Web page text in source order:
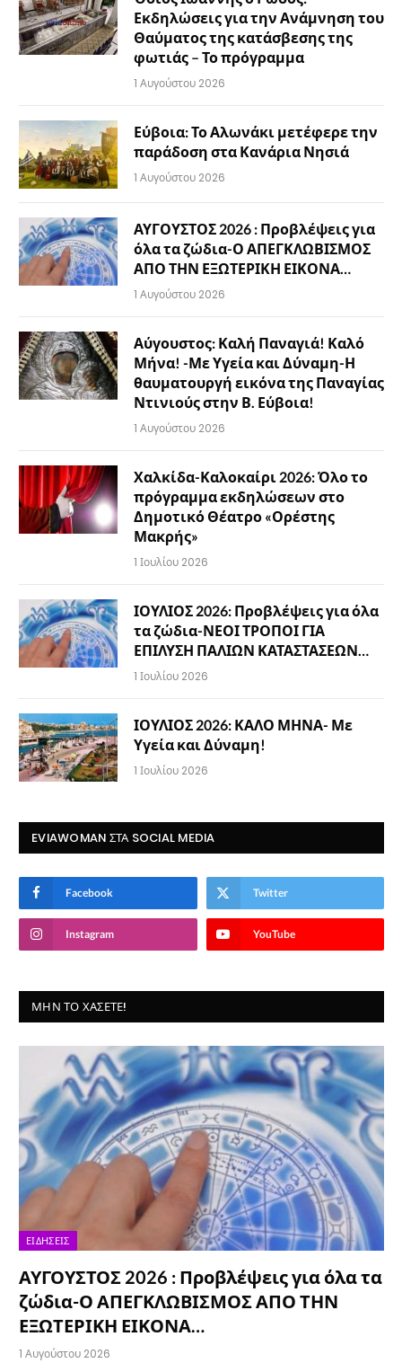
Εκδηλώσεις για την Ανάμνηση του
Θαύματος της κατάσβεσης της
φωτιάς – Το πρόγραμμα
1 Αυγούστου 2026
Εύβοια: Το Αλωνάκι μετέφερε την
παράδοση στα Κανάρια Νησιά
1 Αυγούστου 2026
ΑΥΓΟΥΣΤΟΣ 2026 : Προβλέψεις για
όλα τα ζώδια-Ο ΑΠΕΓΚΛΩΒΙΣΜΟΣ
ΑΠΟ ΤΗΝ ΕΞΩΤΕΡΙΚΗ ΕΙΚΟΝΑ…
1 Αυγούστου 2026
Αύγουστος: Καλή Παναγιά! Καλό
Μήνα! -Με Υγεία και Δύναμη-Η
θαυματουργή εικόνα της Παναγίας
Ντινιούς στην Β. Εύβοια!
1 Αυγούστου 2026
Χαλκίδα-Καλοκαίρι 2026: Όλο το
πρόγραμμα εκδηλώσεων στο
Δημοτικό Θέατρο «Ορέστης
Μακρής»
1 Ιουλίου 2026
ΙΟΥΛΙΟΣ 2026: Προβλέψεις για όλα
τα ζώδια-ΝΕΟΙ ΤΡΟΠΟΙ ΓΙΑ
ΕΠΙΛΥΣΗ ΠΑΛΙΩΝ ΚΑΤΑΣΤΑΣΕΩΝ…
1 Ιουλίου 2026
ΙΟΥΛΙΟΣ 2026: ΚΑΛΟ ΜΗΝΑ- Με
Υγεία και Δύναμη!
1 Ιουλίου 2026
EVIAWOMAN ΣΤΑ SOCIAL MEDIA
Facebook Twitter
Instagram YouTube
ΜΗΝ ΤΟ ΧΆΣΕΤΕ!
ΕΙΔΉΣΕΙΣ
ΑΥΓΟΥΣΤΟΣ 2026 : Προβλέψεις για όλα τα
ζώδια-Ο ΑΠΕΓΚΛΩΒΙΣΜΟΣ ΑΠΟ ΤΗΝ
ΕΞΩΤΕΡΙΚΗ ΕΙΚΟΝΑ…
1 Αυγούστου 2026